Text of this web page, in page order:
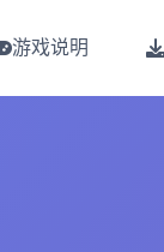
游戏说明